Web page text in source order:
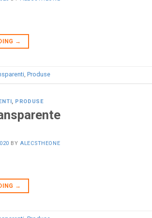
→
, Produse
, PRODUSE
BY ALECSTHEONE
→